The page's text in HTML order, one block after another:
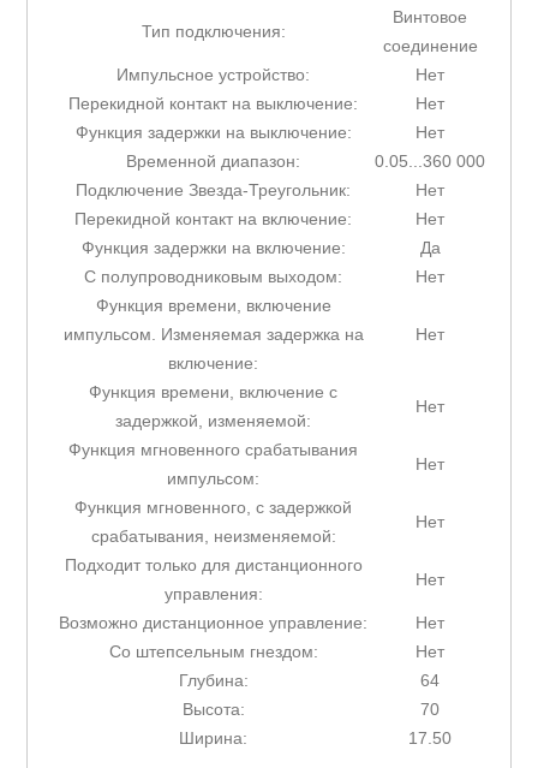
Тип подключения:
Винтовое
соединение
Импульсное устройство:
Нет
Перекидной контакт на выключение:
Нет
Функция задержки на выключение:
Нет
Временной диапазон:
0.05...360 000
Подключение Звезда-Треугольник:
Нет
Перекидной контакт на включение:
Нет
Функция задержки на включение:
Да
С полупроводниковым выходом:
Нет
Функция времени, включение
импульсом. Изменяемая задержка на
включение:
Нет
Функция времени, включение с
задержкой, изменяемой:
Нет
Функция мгновенного срабатывания
импульсом:
Нет
Функция мгновенного, с задержкой
срабатывания, неизменяемой:
Нет
Подходит только для дистанционного
управления:
Нет
Возможно дистанционное управление:
Нет
Со штепсельным гнездом:
Нет
Глубина:
64
Высота:
70
Ширина:
17.50